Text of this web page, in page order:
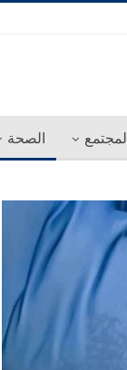
المجتمع الصحة